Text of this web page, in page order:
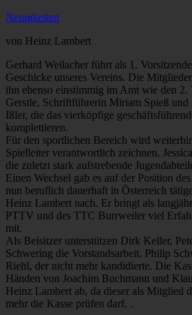
Neuigkeiten
von Heinz Lambert
Gerhard Weilacher führt als 1.
Geschicke unseres Vereins. Die
ihn ebenso einstimmig im Amt wie den 2.
Gerstle, Schriftführerin Miriam Spieß und
Ißler, die das vierköpfige
komplettieren.
Für den sportlichen Bereich wird
Spielleiter verantwortlich zeichnen.
die zuletzt stark aufstrebende
Einen Wechsel gab es auf der Position
nun beruflich dauerhaft in Österreich
Heinz Lambert nach. Er bringt als
PTTV und des TTC Burrweiler viel
mit.
Als Beisitzer unterstützen Dirk Keller,
Schwering die Vorstandsarbeit. Philip
Riehl, der nicht mehr kandidierte. Die
Händen von Joachim Buchmann und
Heinz Lambert ab, da dieser als Mitglied
mehr die Kasse prüfen darf. .